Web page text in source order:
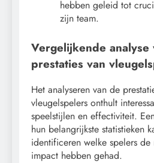
hebben geleid tot
zijn team.
Vergelijkende analyse
prestaties van
Het analyseren van de
vleugelspelers onthult
speelstijlen en effectiviteit.
hun belangrijkste statistieken
identificeren welke spelers
impact hebben gehad.